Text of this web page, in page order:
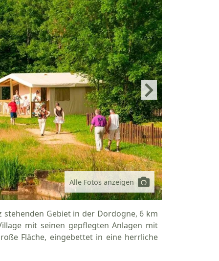
Alle Fotos anzeigen
Gebiet in der Dordogne, 6 km
mit seinen gepflegten Anlagen mit
Fläche, eingebettet in eine herrliche